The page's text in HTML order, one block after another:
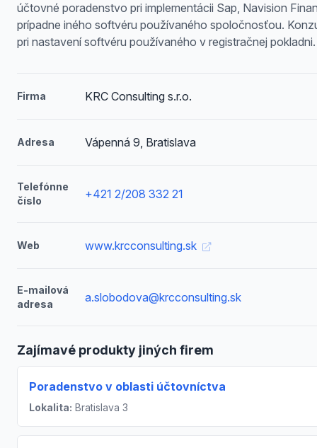
účtovné poradenstvo pri implementácii Sap, Navision
prípadne iného softvéru používaného spoločnosťou.
pri nastavení softvéru používaného v registračnej pokladni.
Firma KRC Consulting s.r.o.
Adresa Vápenná 9, Bratislava
Telefónne
číslo
+421 2/208 332 21
Web www.krcconsulting.sk
E-mailová
adresa
a.slobodova@krcconsulting.sk
Zajímavé produkty jiných firem
Poradenstvo v oblasti účtovníctva
Lokalita: Bratislava 3